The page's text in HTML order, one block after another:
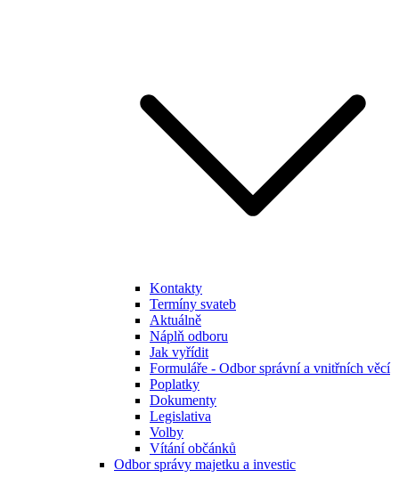
Kontakty
Termíny svateb
Aktuálně
Náplň odboru
Jak vyřídit
Formuláře - Odbor správní a vnitřních věcí
Poplatky
Dokumenty
Legislativa
Volby
Vítání občánků
Odbor správy majetku a investic